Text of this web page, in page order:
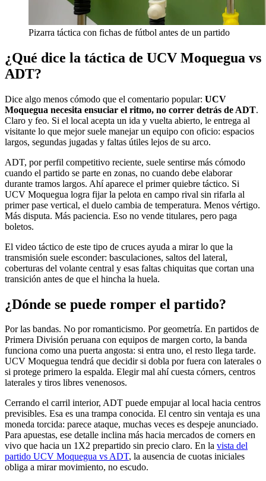
Pizarra táctica con fichas de fútbol antes de un partido
¿Qué dice la táctica de UCV Moquegua vs
ADT?
Dice algo menos cómodo que el comentario popular: UCV
Moquegua necesita ensuciar el ritmo, no correr detrás de ADT.
Claro y feo. Si el local acepta un ida y vuelta abierto, le entrega al
visitante lo que mejor suele manejar un equipo con oficio: espacios
largos, segundas jugadas y faltas útiles lejos de su arco.
ADT, por perfil competitivo reciente, suele sentirse más cómodo
cuando el partido se parte en zonas, no cuando debe elaborar
durante tramos largos. Ahí aparece el primer quiebre táctico. Si
UCV Moquegua logra fijar la pelota en campo rival sin rifarla al
primer pase vertical, el duelo cambia de temperatura. Menos vértigo.
Más disputa. Más paciencia. Eso no vende titulares, pero paga
boletos.
El video táctico de este tipo de cruces ayuda a mirar lo que la
transmisión suele esconder: basculaciones, saltos del lateral,
coberturas del volante central y esas faltas chiquitas que cortan una
transición antes de que el hincha la huela.
¿Dónde se puede romper el partido?
Por las bandas. No por romanticismo. Por geometría. En partidos de
Primera División peruana con equipos de margen corto, la banda
funciona como una puerta angosta: si entra uno, el resto llega tarde.
UCV Moquegua tendrá que decidir si dobla por fuera con laterales o
si protege primero la espalda. Elegir mal ahí cuesta córners, centros
laterales y tiros libres venenosos.
Cerrando el carril interior, ADT puede empujar al local hacia centros
previsibles. Esa es una trampa conocida. El centro sin ventaja es una
moneda torcida: parece ataque, muchas veces es despeje anunciado.
Para apuestas, ese detalle inclina más hacia mercados de corners en
vivo que hacia un 1X2 prepartido sin precio claro. En la vista del
partido UCV Moquegua vs ADT, la ausencia de cuotas iniciales
obliga a mirar movimiento, no escudo.